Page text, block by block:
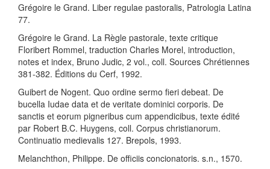
Grégoire le Grand. Liber regulae pastoralis, Patrologia Latina
77.
Grégoire le Grand. La Règle pastorale, texte critique
Floribert Rommel, traduction Charles Morel, introduction,
notes et index, Bruno Judic, 2 vol., coll. Sources Chrétiennes
381-382. Éditions du Cerf, 1992.
Guibert de Nogent. Quo ordine sermo fieri debeat. De
bucella Iudae data et de veritate dominici corporis. De
sanctis et eorum pigneribus cum appendicibus, texte édité
par Robert B.C. Huygens, coll. Corpus christianorum.
Continuatio medievalis 127. Brepols, 1993.
Melanchthon, Philippe. De officiis concionatoris. s.n., 1570.